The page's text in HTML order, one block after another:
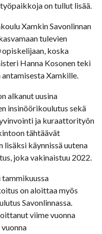
on tullut lisää.
Xamkin Savonlinnan
tulevien
opiskelijaan, koska
Hanna Kosonen teki
Xamkille.
alkanut uusina
insinöörikoulutus sekä
ja kuraattorityön
tähtäävät
lisäksi käynnissä uutena
joka vakinaistuu 2022.
tammikuussa
on aloittaa myös
Savonlinnassa.
viime vuonna